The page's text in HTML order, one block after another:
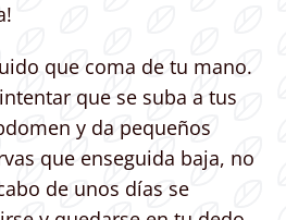
que coma de tu mano.
que se suba a tus
y da pequeños
que enseguida baja, no
de unos días se